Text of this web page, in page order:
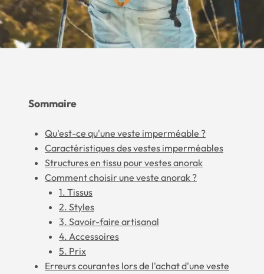
Sommaire
Qu'est-ce qu'une veste imperméable ?
Caractéristiques des vestes imperméables
Structures en tissu pour vestes anorak
Comment choisir une veste anorak ?
1. Tissus
2. Styles
3. Savoir-faire artisanal
4. Accessoires
5. Prix
Erreurs courantes lors de l'achat d'une veste